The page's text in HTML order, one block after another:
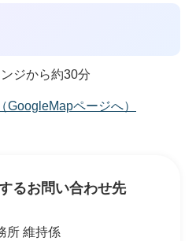
ジから約30分
GoogleMapページへ）
るお問い合わせ先
所 維持係